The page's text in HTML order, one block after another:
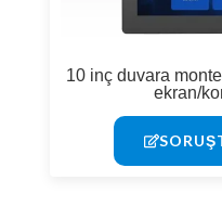
10 inç duvara
ekran/